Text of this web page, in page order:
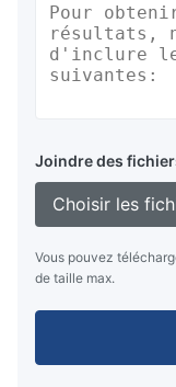
Joindre des
Choisir les
Vous pouvez
de taille max.